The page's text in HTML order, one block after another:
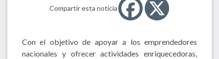
Compartir esta noticia
Con el objetivo de apoyar a los emprendedores
nacionales y ofrecer actividades enriquecedoras,